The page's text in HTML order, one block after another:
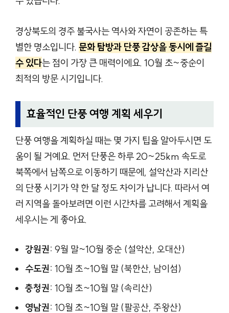
경상북도의 경주 불국사는 역사와 자연이 공존하는 특
별한 명소입니다. 문화 탐방과 단풍 감상을 동시에 즐길
수 있다는 점이 가장 큰 매력이에요. 10월 초~중순이
최적의 방문 시기입니다.
효율적인 단풍 여행 계획 세우기
단풍 여행을 계획하실 때는 몇 가지 팁을 알아두시면 도
움이 될 거예요. 먼저 단풍은 하루 20~25km 속도로
북쪽에서 남쪽으로 이동하기 때문에, 설악산과 지리산
의 단풍 시기가 약 한 달 정도 차이가 납니다. 따라서 여
러 지역을 돌아보려면 이런 시간차를 고려해서 계획을
세우시는 게 좋아요.
강원권: 9월 말~10월 중순 (설악산, 오대산)
수도권: 10월 초~10월 말 (북한산, 남이섬)
충청권: 10월 초~10월 말 (속리산)
영남권: 10월 초~10월 말 (팔공산, 주왕산)